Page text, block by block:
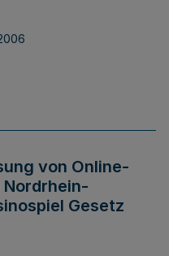
von Online-
Nordrhein-
Gesetz